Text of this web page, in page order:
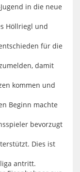
in die neue
Höllriegl und
für die
damit
kommen und
Beginn machte
bevorzugt
Dies ist
antritt.